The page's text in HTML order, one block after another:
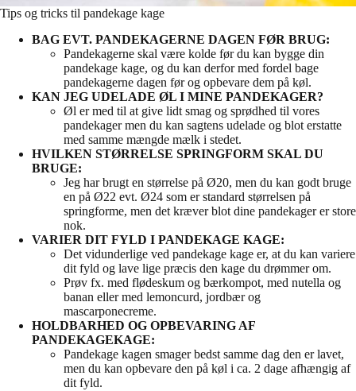
Tips og tricks til pandekage kage
BAG EVT. PANDEKAGERNE DAGEN FØR BRUG:
Pandekagerne skal være kolde før du kan bygge din
pandekage kage, og du kan derfor med fordel bage
pandekagerne dagen før og opbevare dem på køl.
KAN JEG UDELADE ØL I MINE PANDEKAGER?
Øl er med til at give lidt smag og sprødhed til vores
pandekager men du kan sagtens udelade og blot erstatte
med samme mængde mælk i stedet.
HVILKEN STØRRELSE SPRINGFORM SKAL DU
BRUGE:
Jeg har brugt en størrelse på Ø20, men du kan godt bruge
en på Ø22 evt. Ø24 som er standard størrelsen på
springforme, men det kræver blot dine pandekager er store
nok.
VARIER DIT FYLD I PANDEKAGE KAGE:
Det vidunderlige ved pandekage kage er, at du kan variere
dit fyld og lave lige præcis den kage du drømmer om.
Prøv fx. med flødeskum og bærkompot, med nutella og
banan eller med lemoncurd, jordbær og
mascarponecreme.
HOLDBARHED OG OPBEVARING AF
PANDEKAGEKAGE:
Pandekage kagen smager bedst samme dag den er lavet,
men du kan opbevare den på køl i ca. 2 dage afhængig af
dit fyld.